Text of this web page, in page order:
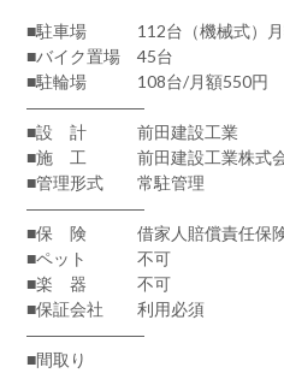
■駐車場 112台（機械式）月
■バイク置場 45台
■駐輪場 108台/月額550円
―――――――
■設 計 前田建設工業
■施 工 前田建設工業株式
■管理形式 常駐管理
―――――――
■保 険 借家人賠償責任保険
■ペット 不可
■楽 器 不可
■保証会社 利用必須
―――――――
■間取り